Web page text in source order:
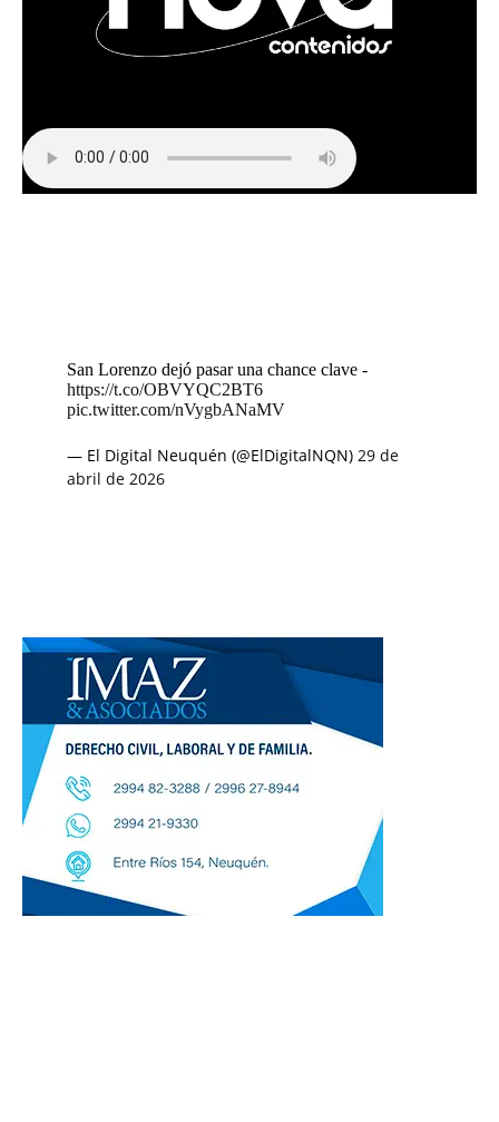
San Lorenzo dejó pasar una chance clave -
https://t.co/OBVYQC2BT6
pic.twitter.com/nVygbANaMV
— El Digital Neuquén (@ElDigitalNQN) 29 de
abril de 2026